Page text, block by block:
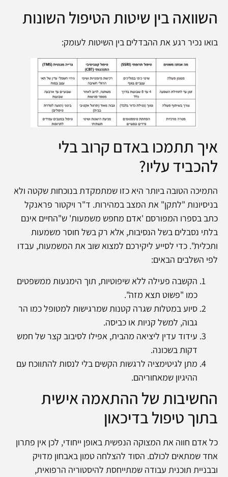
השוואה בין שיטות הטיפול השונות
בואו נכיר רגע את ההבדלים בין השיטות לעומק:
איך תתמכו באדם קרוב בלי
להכביד עליו?
התמיכה הטובה ביותר היא כזו שמתמקדת בנוכחות שקטה ולא
בניסיונות "לתקן" את המצב במהירות. ד"ר ויקטור פראנקל
כתב בספרו המפורסם 'אדם מחפש משמעות' ש"החיים אינם
בלתי נסבלים בשל הנסיבות, אלא רק בשל חוסר משמעות
ותכלית". כדי לסייע ליקירכם למצוא שוב את המשמעות, עבדו
לפי השלבים הבאים:
הקשבה פעילה ללא שיפוטיות, תוך הימנעות ממשפטים
כמו "פשוט תצא מזה".
סיוע במטלות שגרה קטנות שמרגישות למטופל כמו הר
גבוה, למשל קניות או כביסה.
עידוד עדין ליציאה מהבית, אפילו לסיבוב קצר של חמש
דקות בשכונה.
מתן לגיטימציה לרגשות הקשים בלי לנסות להתווכח עם
ההיגיון שמאחוריהם.
החשיבות של ההתאמה אישית
בתוך טיפול בדיכאון
כל אדם חווה את המצוקה הנפשית באופן ייחודי, לכן אין פתרון
אחד שמתאים לכולם. הסוד להצלחה טמון באבחון מדויק
ובבניית תוכנית עבודה שמתייחסת להיסטוריה הרפואית,